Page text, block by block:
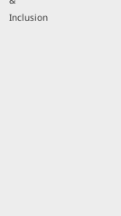
Inclusion